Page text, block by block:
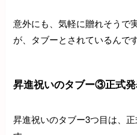
意外にも、気軽に贈れそうで
が、タブーとされているんです
昇進祝いのタブー③正式
昇進祝いのタブー3つ目は、